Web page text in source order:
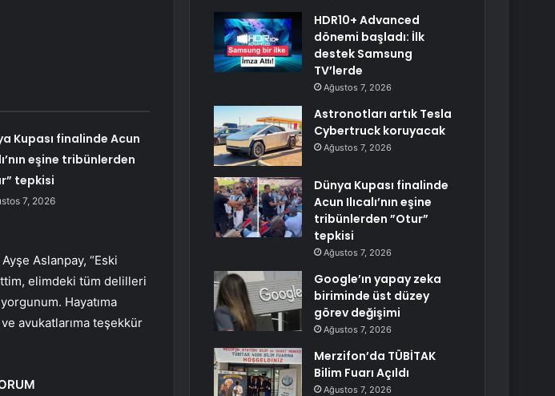
Kupası finalinde Acun
eşine tribünlerden
tepkisi
7, 2026
Aslanpay, “Eski
elimdeki tüm delilleri
Hayatıma
avukatlarıma teşekkür
HDR10+ Advanced
dönemi başladı: İlk
destek Samsung
TV’lerde
Ağustos 7, 2026
Astronotları artık Tesla
Cybertruck koruyacak
Ağustos 7, 2026
Dünya Kupası finalinde
Acun Ilıcalı’nın eşine
tribünlerden ”Otur”
tepkisi
Ağustos 7, 2026
Google’ın yapay zeka
biriminde üst düzey
görev değişimi
Ağustos 7, 2026
Merzifon’da TÜBİTAK
Bilim Fuarı Açıldı
Ağustos 7, 2026